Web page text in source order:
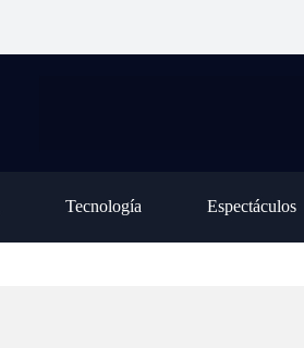
de agosto
Tecnología Espectáculos